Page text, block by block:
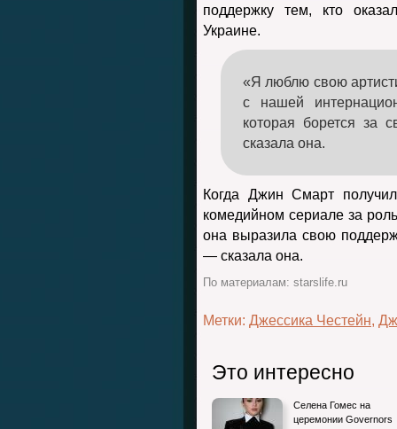
поддержку тем, кто
Украине.
«Я люблю свою
с нашей
которая борется за
сказала она.
Когда Джин Смарт
комедийном сериале за
она выразила свою
— сказала она.
По материалам: starslife.ru
Метки: Джессика Честейн,
Это интересно
Селена Гомес на
церемонии Governors